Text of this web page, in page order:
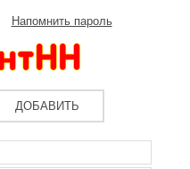
Напомнить пароль
ДОБАВИТЬ